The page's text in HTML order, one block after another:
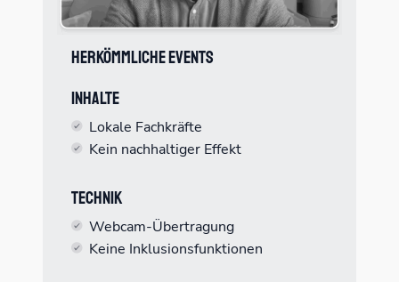
Herkömmliche Events
Inhalte
Lokale Fachkräfte
Kein nachhaltiger Effekt
Technik
Webcam-Übertragung
Keine Inklusionsfunktionen